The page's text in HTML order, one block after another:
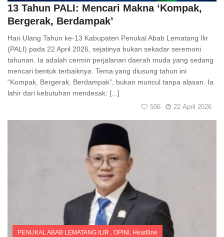
Comments
13 Tahun PALI: Mencari Makna ‘Kompak,
Bergerak, Berdampak’
Hari Ulang Tahun ke-13 Kabupaten Penukal Abab Lematang Ilir
(PALI) pada 22 April 2026, sejatinya bukan sekadar seremoni
tahunan. Ia adalah cermin perjalanan daerah muda yang sedang
mencari bentuk terbaiknya. Tema yang diusung tahun ini
“Kompak, Bergerak, Berdampak”, bukan muncul tanpa alasan. Ia
lahir dari kebutuhan mendesak: [...]
22 April 2026
506
PENUKAL ABAB LEMATANG ILIR , OPINI , Headline